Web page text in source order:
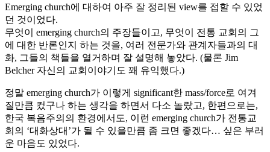
Emerging church에 대하여 아주 잘 정리된 view를 접할 수 있었
던 것이었다.
무엇이 emerging church의 주장들이고, 무엇이 전통 교회의 그
에 대한 반론인지 하는 것을, 여러 전문가와 관계자들과의 대
화, 그들의 책들을 열거하며 잘 설명해 놓았다. (물론 Jim
Belcher 자신의 교회이야기도 꽤 유익했다.)
정말 emerging church가 이렇게 significant한 mass/force로 여겨
질만큼 컸구나 하는 생각을 하면서 다소 놀랐고, 한편으로는,
한국 복음주의의 환경에서도, 이런 emerging church가 전통교
회의 ‘대화상대’가 될 수 있을만큼 좀 크면 좋겠다… 싶은 부러
운 마음도 있었다.